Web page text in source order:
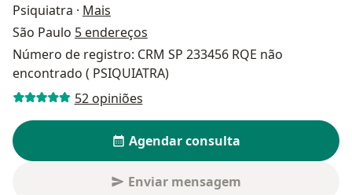
Psiquiatra · Mais
São Paulo 5 endereços
Número de registro: CRM SP 233456 RQE não
encontrado ( PSIQUIATRA)
52 opiniões
Agendar consulta
Enviar mensagem